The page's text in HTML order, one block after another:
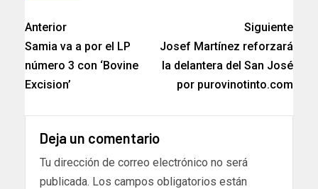
Anterior
Samia va a por el LP
número 3 con ‘Bovine
Excision’
Siguiente
Josef Martínez reforzará
la delantera del San José
por purovinotinto.com
Deja un comentario
Tu dirección de correo electrónico no será
publicada. Los campos obligatorios están